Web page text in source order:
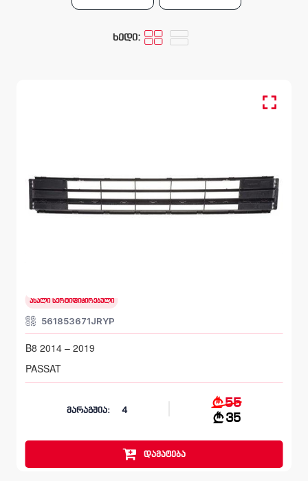
ხედი:
ახალი სერტიფიცირებული
561853671JRYP
B8 2014 – 2019
PASSAT
მარაგშია: 4
55
35
დამატება